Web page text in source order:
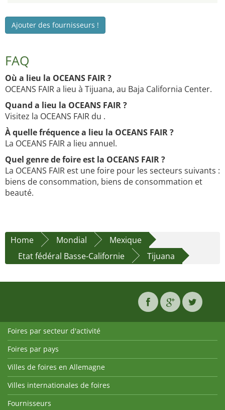
Ajouter des fournisseurs !
FAQ
Où a lieu la OCEANS FAIR ?
OCEANS FAIR a lieu à Tijuana, au Baja California Center.
Quand a lieu la OCEANS FAIR ?
Visitez la OCEANS FAIR du .
À quelle fréquence a lieu la OCEANS FAIR ?
La OCEANS FAIR a lieu annuel.
Quel genre de foire est la OCEANS FAIR ?
La OCEANS FAIR est une foire pour les secteurs suivants :
biens de consommation, biens de consommation et
beauté.
Home Mondial
Mexique
Etat fédéral Basse-Californie
Tijuana
Foires par secteur d'activité
Foires par pays
Villes de foires en Allemagne
Villes internationales de foires
Fournisseurs